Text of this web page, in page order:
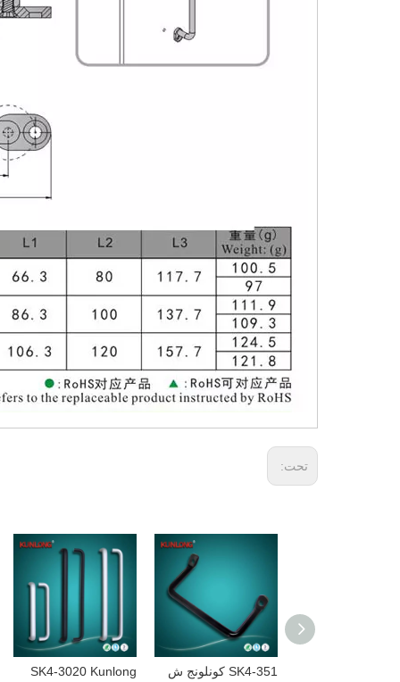
تحت:
SK4-3020 Kunlong SK4-351 كونلونج ش